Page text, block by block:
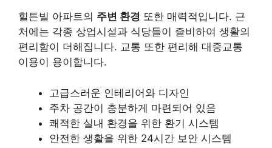
힐튼빌 아파트의 주변 환경 또한 매력적입니다. 근
처에는 각종 상업시설과 식당들이 즐비하여 생활의
편리함이 더해집니다. 교통 또한 편리해 대중교통
이용이 용이합니다.
고급스러운 인테리어와 디자인
주차 공간이 충분하게 마련되어 있음
쾌적한 실내 환경을 위한 환기 시스템
안전한 생활을 위한 24시간 보안 시스템